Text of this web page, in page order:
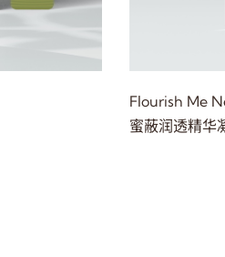
Flourish Me
蜜蔽润透精华